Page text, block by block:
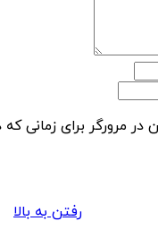
در مرورگر برای زمانی
رفتن به بالا